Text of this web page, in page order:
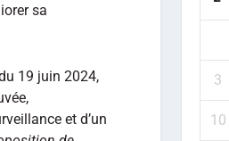
sa
19 juin 2024,
et d’un
3
10